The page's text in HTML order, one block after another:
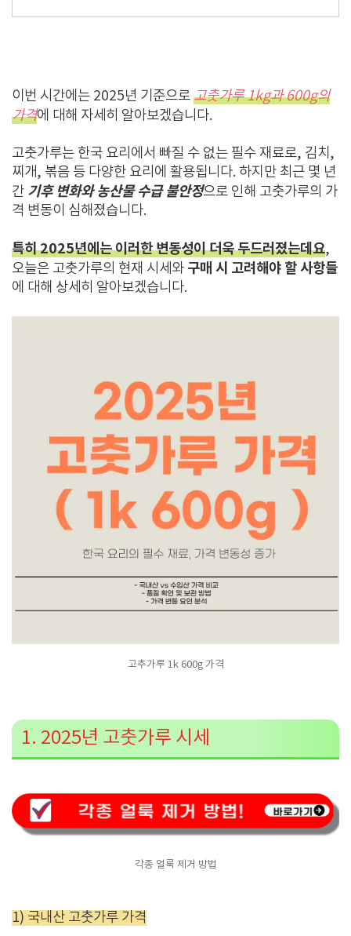
이번 시간에는 2025년 기준으로 고춧가루 1kg과 600g의
가격에 대해 자세히 알아보겠습니다.
고춧가루는 한국 요리에서 빠질 수 없는 필수 재료로, 김치,
찌개, 볶음 등 다양한 요리에 활용됩니다. 하지만 최근 몇 년
간 기후 변화와 농산물 수급 불안정으로 인해 고춧가루의 가
격 변동이 심해졌습니다.
특히 2025년에는 이러한 변동성이 더욱 두드러졌는데요,
오늘은 고춧가루의 현재 시세와 구매 시 고려해야 할 사항들
에 대해 상세히 알아보겠습니다.
고추가루 1k 600g 가격
1. 2025년 고춧가루 시세
각종 얼룩 제거 방법
1) 국내산 고춧가루 가격